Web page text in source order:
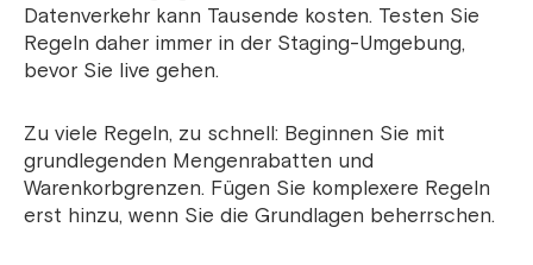
Datenverkehr kann Tausende kosten. Testen Sie
Regeln daher immer in der Staging-Umgebung,
bevor Sie live gehen.
Zu viele Regeln, zu schnell: Beginnen Sie mit
grundlegenden Mengenrabatten und
Warenkorbgrenzen. Fügen Sie komplexere Regeln
erst hinzu, wenn Sie die Grundlagen beherrschen.